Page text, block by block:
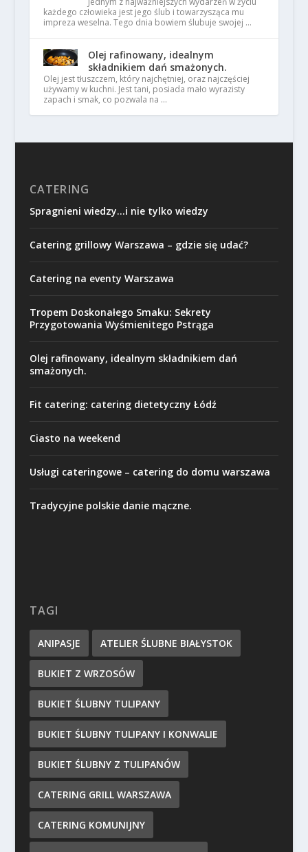
każdego człowieka jest jego ślub i towarzysząca mu
impreza weselna. Tego dnia bowiem ślubuje swojej …
Olej rafinowany, idealnym
składnikiem dań smażonych.
Olej jest tłuszczem, który najchętniej, oraz najczęściej
używamy w kuchni. Jest tani, posiada mało wyrazisty
zapach i smak, co pozwala na …
CATERING
Spragnieni wiedzy…i nie tylko wiedzy
Catering grillowy Warszawa – gdzie się udać?
Catering na eventy Warszawa
Tropem Doskonałego Smaku: Sekrety
Przygotowania Wyśmienitego Pstrąga
Olej rafinowany, idealnym składnikiem dań
smażonych.
Fit catering: catering dietetyczny Łódź
Ciasto na weekend
Usługi cateringowe – catering do domu warszawa
Tradycyjne polskie danie mączne.
TAGI
ANIPASJE ATELIER ŚLUBNE BIAŁYSTOK
BUKIET Z WRZOSÓW
BUKIET ŚLUBNY TULIPANY
BUKIET ŚLUBNY TULIPANY I KONWALIE
BUKIET ŚLUBNY Z TULIPANÓW
CATERING GRILL WARSZAWA
CATERING KOMUNIJNY